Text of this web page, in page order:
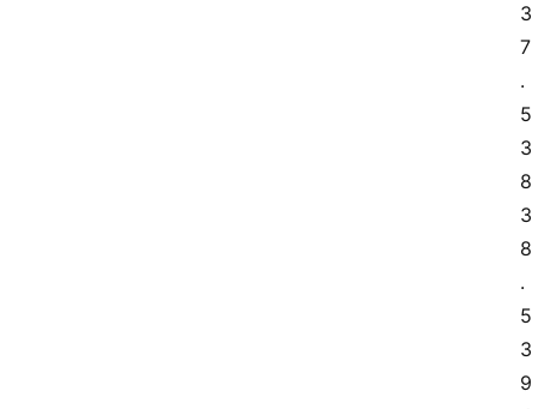
3
7
.
5
3
8
3
8
.
5
3
9